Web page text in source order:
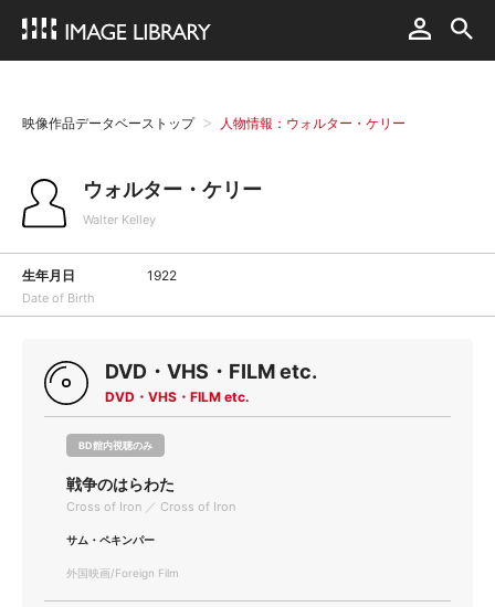
映像作品データベーストップ 人物情報：ウォルター・ケリー
ウォルター・ケリー
Walter Kelley
生年月日
Date of Birth
1922
DVD・VHS・FILM etc.
DVD・VHS・FILM etc.
BD館内視聴のみ
戦争のはらわた
Cross of Iron ／ Cross of Iron
サム・ペキンパー
外国映画/Foreign Film